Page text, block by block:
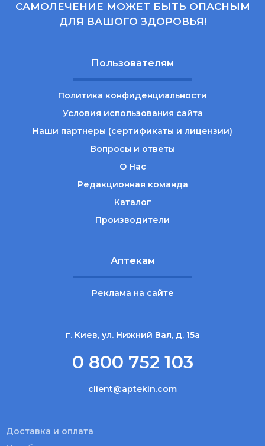
САМОЛЕЧЕНИЕ МОЖЕТ БЫТЬ ОПАСНЫМ
ДЛЯ ВАШОГО ЗДОРОВЬЯ!
Пользователям
Политика конфиденциальности
Условия использования сайта
Наши партнеры (сертификаты и лицензии)
Вопросы и ответы
О Нас
Редакционная команда
Каталог
Производители
Аптекам
Реклама на сайте
г. Киев, ул. Нижний Вал, д. 15а
0 800 752 103
client@aptekin.com
Доставка и оплата